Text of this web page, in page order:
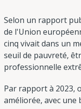
Selon un rapport
de l'Union
cinq vivait dans un
seuil de pauvreté,
professionnelle
Par rapport à 2023,
améliorée, avec